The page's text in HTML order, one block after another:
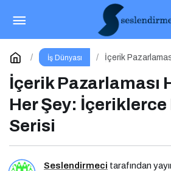
İş Dünyası
İçerik
İçerik Pazarlaması
Her Şey:
Serisi
Seslendirmeci tarafından
İş dünyasının zirvesi
buluştu
Yorum Yap